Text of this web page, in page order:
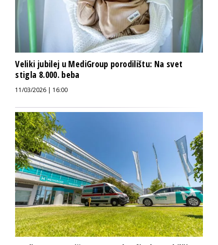
Veliki jubilej u MediGroup porodilištu: Na svet
stigla 8.000. beba
11/03/2026 | 16:00